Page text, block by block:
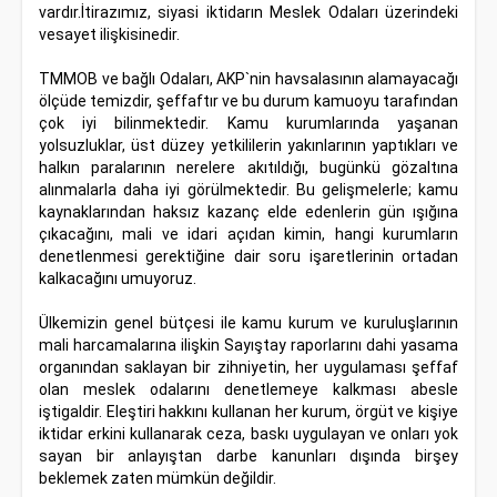
vardır.İtirazımız, siyasi iktidarın Meslek Odaları üzerindeki
vesayet ilişkisinedir.
TMMOB ve bağlı Odaları, AKP`nin havsalasının alamayacağı
ölçüde temizdir, şeffaftır ve bu durum kamuoyu tarafından
çok iyi bilinmektedir. Kamu kurumlarında yaşanan
yolsuzluklar, üst düzey yetkililerin yakınlarının yaptıkları ve
halkın paralarının nerelere akıtıldığı, bugünkü gözaltına
alınmalarla daha iyi görülmektedir. Bu gelişmelerle; kamu
kaynaklarından haksız kazanç elde edenlerin gün ışığına
çıkacağını, mali ve idari açıdan kimin, hangi kurumların
denetlenmesi gerektiğine dair soru işaretlerinin ortadan
kalkacağını umuyoruz.
Ülkemizin genel bütçesi ile kamu kurum ve kuruluşlarının
mali harcamalarına ilişkin Sayıştay raporlarını dahi yasama
organından saklayan bir zihniyetin, her uygulaması şeffaf
olan meslek odalarını denetlemeye kalkması abesle
iştigaldir. Eleştiri hakkını kullanan her kurum, örgüt ve kişiye
iktidar erkini kullanarak ceza, baskı uygulayan ve onları yok
sayan bir anlayıştan darbe kanunları dışında birşey
beklemek zaten mümkün değildir.